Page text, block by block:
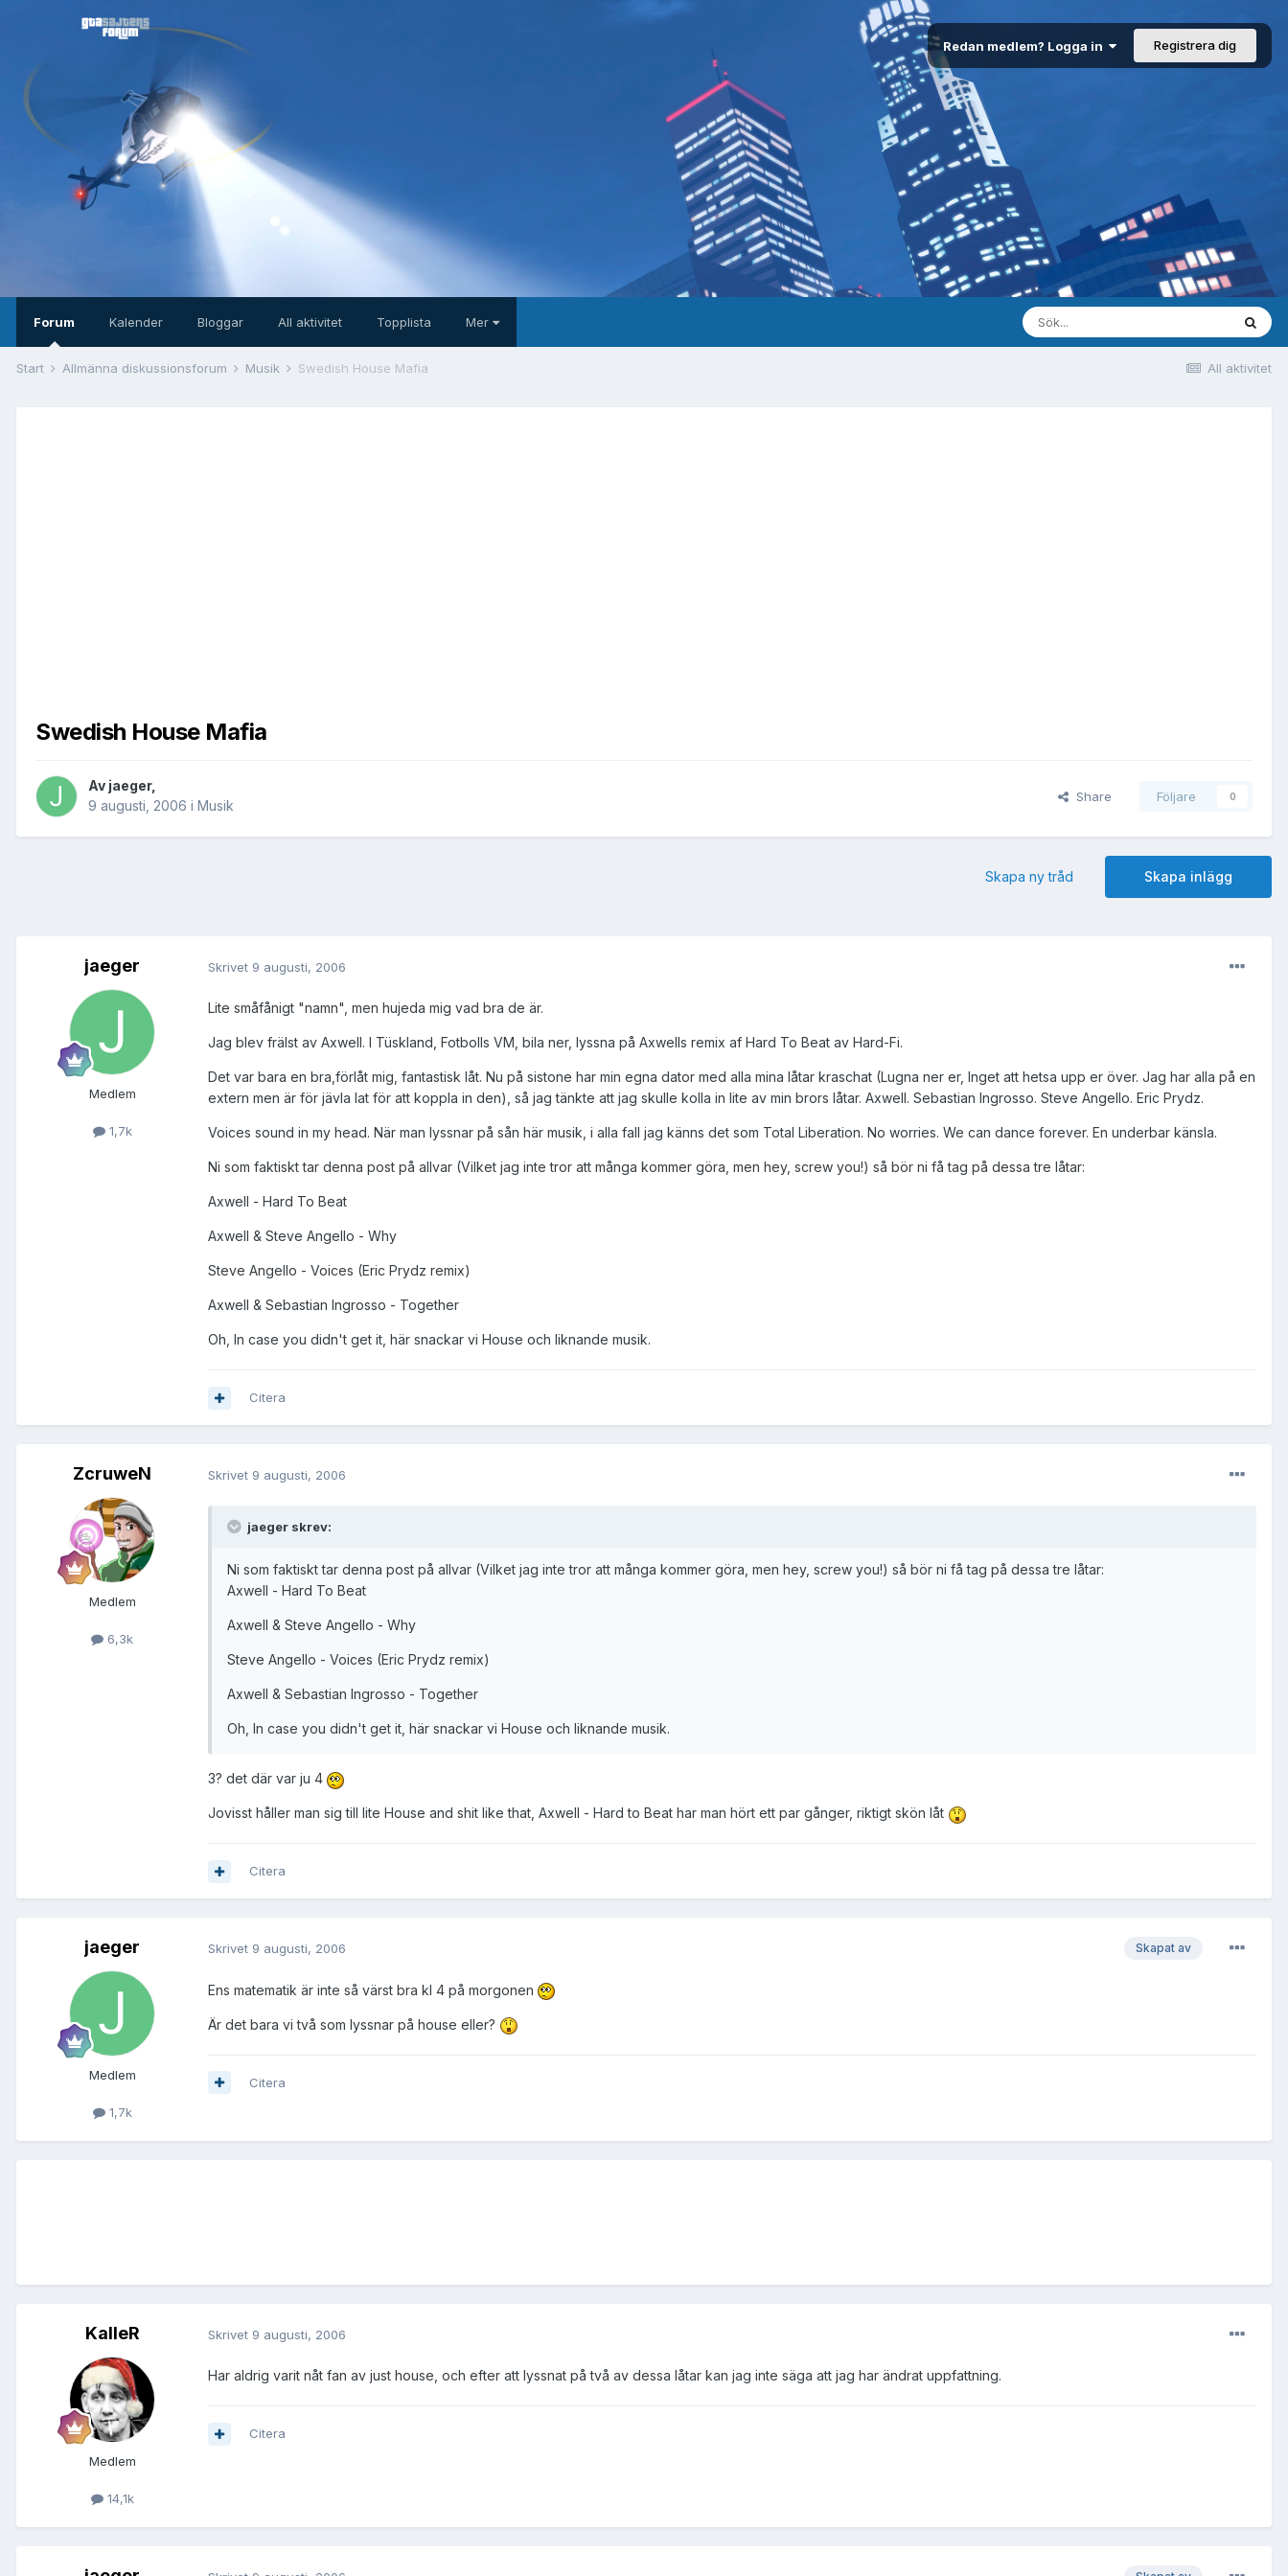
Redan medlem? Logga in Registrera dig
Forum Kalender Bloggar All aktivitet Topplista Mer
All aktivitet
Start Allmänna diskussionsforum Musik Swedish House Mafia
Swedish House Mafia
Av jaeger,
9 augusti, 2006 i Musik
Share Följare 0
Skapa inlägg
Skapa ny tråd
jaeger
Medlem
1,7k
Skrivet 9 augusti, 2006
Lite småfånigt "namn", men hujeda mig vad bra de är.
Jag blev frälst av Axwell. I Tüskland, Fotbolls VM, bila ner, lyssna på Axwells remix af Hard To Beat av Hard-Fi.
Det var bara en bra,förlåt mig, fantastisk låt. Nu på sistone har min egna dator med alla mina låtar kraschat (Lugna ner er, Inget att hetsa upp er över. Jag har alla på en
extern men är för jävla lat för att koppla in den), så jag tänkte att jag skulle kolla in lite av min brors låtar. Axwell. Sebastian Ingrosso. Steve Angello. Eric Prydz.
Voices sound in my head. När man lyssnar på sån här musik, i alla fall jag känns det som Total Liberation. No worries. We can dance forever. En underbar känsla.
Ni som faktiskt tar denna post på allvar (Vilket jag inte tror att många kommer göra, men hey, screw you!) så bör ni få tag på dessa tre låtar:
Axwell - Hard To Beat
Axwell & Steve Angello - Why
Steve Angello - Voices (Eric Prydz remix)
Axwell & Sebastian Ingrosso - Together
Oh, In case you didn't get it, här snackar vi House och liknande musik.
Citera
ZcruweN
Medlem
6,3k
Skrivet 9 augusti, 2006
jaeger skrev:
Ni som faktiskt tar denna post på allvar (Vilket jag inte tror att många kommer göra, men hey, screw you!) så bör ni få tag på dessa tre låtar:
Axwell - Hard To Beat
Axwell & Steve Angello - Why
Steve Angello - Voices (Eric Prydz remix)
Axwell & Sebastian Ingrosso - Together
Oh, In case you didn't get it, här snackar vi House och liknande musik.
3? det där var ju 4
Jovisst håller man sig till lite House and shit like that, Axwell - Hard to Beat har man hört ett par gånger, riktigt skön låt
Citera
jaeger
Medlem
1,7k
Skapat av
Skrivet 9 augusti, 2006
Ens matematik är inte så värst bra kl 4 på morgonen
Är det bara vi två som lyssnar på house eller?
Citera
KalleR
Medlem
14,1k
Skrivet 9 augusti, 2006
Har aldrig varit nåt fan av just house, och efter att lyssnat på två av dessa låtar kan jag inte säga att jag har ändrat uppfattning.
Citera